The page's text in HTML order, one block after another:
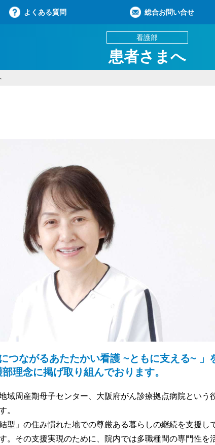
よくある質問 総合お問い合せ
看護部
患者さまへ
つながるあたたかい看護 ~ともに支える~ 」
部理念に掲げ取り組んでおります。
域周産期母子センター、大阪府がん診療拠点病院という
。
型」の住み慣れた地での尊厳ある暮らしの継続を支援し
。その支援実現のために、院内では多職種間の専門性を